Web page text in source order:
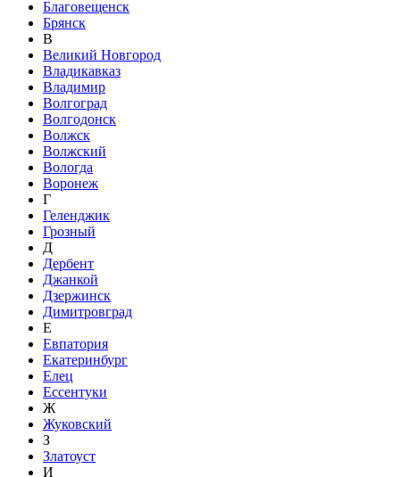
Благовещенск
Брянск
В
Великий Новгород
Владикавказ
Владимир
Волгоград
Волгодонск
Волжск
Волжский
Вологда
Воронеж
Г
Геленджик
Грозный
Д
Дербент
Джанкой
Дзержинск
Димитровград
Е
Евпатория
Екатеринбург
Елец
Ессентуки
Ж
Жуковский
З
Златоуст
И